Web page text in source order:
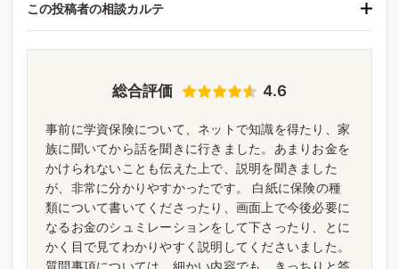
この投稿者の相談カルテ
総合評価 4.6
事前に学資保険について、ネットで知識を得たり、家
族に聞いてから話を聞きに行きました。あまりお金を
かけられないことも伝えた上で、説明を聞きました
が、非常に分かりやすかったです。 白紙に保険の種
類について書いてくださったり、画面上で今後必要に
なるお金のシュミレーションをして下さったり、とに
かく目で見てわかりやすく説明してくださいました。